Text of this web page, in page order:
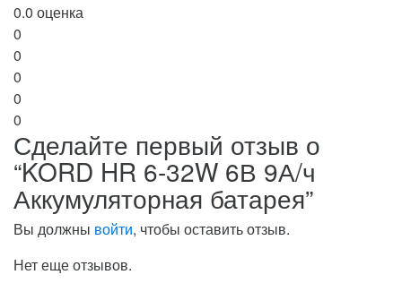
0.0 оценка
0
0
0
0
0
Сделайте первый отзыв о
“KORD HR 6-32W 6В 9А/ч
Аккумуляторная батарея”
Вы должны войти, чтобы оставить отзыв.
Нет еще отзывов.